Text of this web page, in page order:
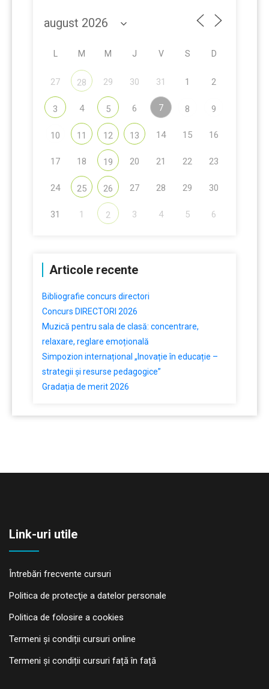
M M J V S D
27 28 29 30 31 1 2
3 4 5 6 7 8 9
10 11 12 13 14 15 16
17 18 19 20 21 22 23
24 25 26 27 28 29 30
31 1 2 3 4 5 6
Articole recente
Bibliografie concurs directori
Concurs DIRECTORI 2026
Muzică pentru sala de clasă: concentrare,
relaxare, reglare emoțională
Simpozion internațional „Inovație în educație –
strategii și resurse pedagogice”
Gradația de merit 2026
Link-uri utile
Întrebări frecvente cursuri
Politica de protecţie a datelor personale
Politica de folosire a cookies
Termeni și condiții cursuri online
Termeni și condiții cursuri față în față